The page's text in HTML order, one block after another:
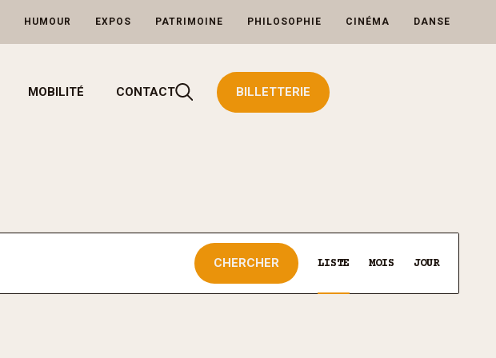
HUMOUR EXPOS PATRIMOINE PHILOSOPHIE CINÉMA DANSE
MOBILITÉ CONTACT Rechercher BILLETTERIE
CHERCHER
de
LISTE MOIS JOUR